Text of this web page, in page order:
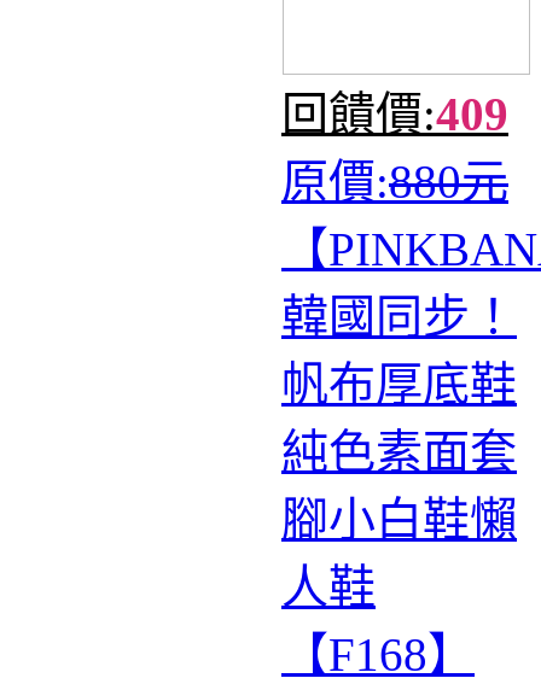
回饋價:409
原價:880元
【
韓國同步！
帆布厚底鞋
純色素面套
腳小白鞋懶
人鞋
【F168】